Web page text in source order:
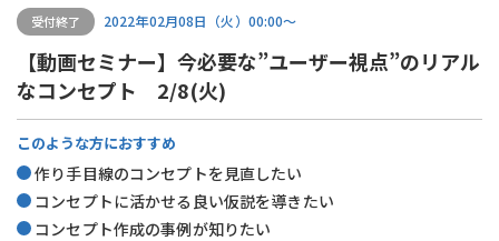
受付終了 2022年02月08日（火）00:00〜
【動画セミナー】今必要な”ユーザー視点”のリアル
なコンセプト 2/8(火)
このような方におすすめ
作り手目線のコンセプトを見直したい
コンセプトに活かせる良い仮説を導きたい
コンセプト作成の事例が知りたい